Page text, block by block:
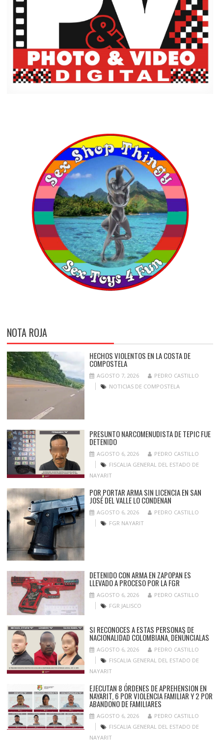
NOTA ROJA
HECHOS VIOLENTOS EN LA COSTA DE
COMPOSTELA
AGOSTO 7, 2026
PEDRO CASTILLO
NOTICIAS DE COMPOSTELA
PRESUNTO NARCOMENUDISTA DE TEPIC FUE
DETENIDO
AGOSTO 6, 2026
PEDRO CASTILLO
FISCALIA GENERAL DEL ESTADO DE
NAYARIT
POR PORTAR ARMA SIN LICENCIA EN SAN
JOSÉ DEL VALLE LO CONDENAN
AGOSTO 6, 2026
PEDRO CASTILLO
FGR NAYARIT
DETENIDO CON ARMA EN ZAPOPAN ES
LLEVADO A PROCESO POR LA FGR
AGOSTO 6, 2026
PEDRO CASTILLO
FGR JALISCO
SI RECONOCES A ESTAS PERSONAS DE
NACIONALIDAD COLOMBIANA, DENÚNCIALAS
AGOSTO 6, 2026
PEDRO CASTILLO
FISCALIA GENERAL DEL ESTADO DE
NAYARIT
EJECUTAN 8 ÓRDENES DE APREHENSION EN
NAYARIT, 6 POR VIOLENCIA FAMILIAR Y 2 POR
ABANDONO DE FAMILIARES
AGOSTO 6, 2026
PEDRO CASTILLO
FISCALIA GENERAL DEL ESTADO DE
NAYARIT